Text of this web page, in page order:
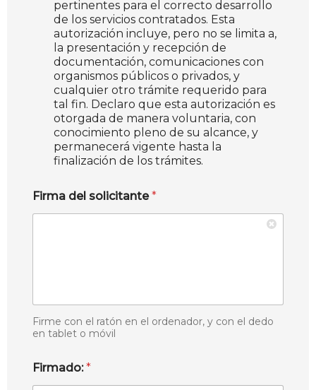
pertinentes para el correcto desarrollo
de los servicios contratados. Esta
autorización incluye, pero no se limita a,
la presentación y recepción de
documentación, comunicaciones con
organismos públicos o privados, y
cualquier otro trámite requerido para
tal fin. Declaro que esta autorización es
otorgada de manera voluntaria, con
conocimiento pleno de su alcance, y
permanecerá vigente hasta la
finalización de los trámites.
Firma del solicitante*
Firme con el ratón en el ordenador, y con el dedo
en tablet o móvil
Firmado:*